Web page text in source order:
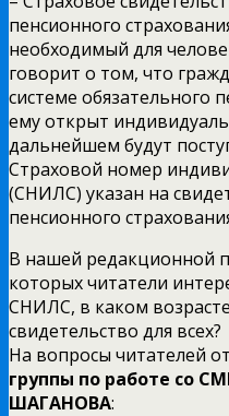
пенсионного
необходимый для
говорит о том, что
системе обязательного
ему открыт
дальнейшем будут
Страховой номер
(СНИЛС) указан на
пенсионного
В нашей редакционной
которых читатели
СНИЛС, в каком
свидетельство для всех?
На вопросы читателей
группы по работе со
ШАГАНОВА: